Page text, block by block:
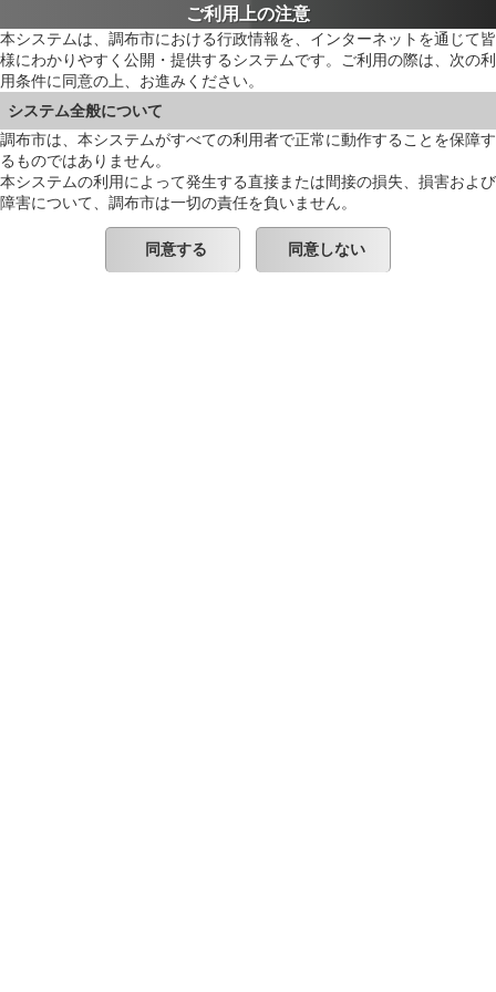
ご利用上の注意
本システムは、調布市における行政情報を、インターネットを通じて皆
様にわかりやすく公開・提供するシステムです。ご利用の際は、次の利
用条件に同意の上、お進みください。
システム全般について
調布市は、本システムがすべての利用者で正常に動作することを保障す
るものではありません。
本システムの利用によって発生する直接または間接の損失、損害および
障害について、調布市は一切の責任を負いません。
同意する 同意しない